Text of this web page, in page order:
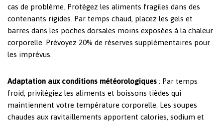
cas de problème. Protégez les aliments fragiles dans des
contenants rigides. Par temps chaud, placez les gels et
barres dans les poches dorsales moins exposées à la chaleur
corporelle. Prévoyez 20% de réserves supplémentaires pour
les imprévus.
Adaptation aux conditions météorologiques : Par temps
froid, privilégiez les aliments et boissons tièdes qui
maintiennent votre température corporelle. Les soupes
chaudes aux ravitaillements apportent calories, sodium et